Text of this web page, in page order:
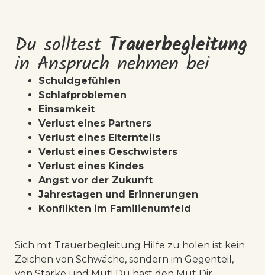
Du solltest Trauerbegleitung
in Anspruch nehmen bei
Schuldgefühlen
Schlafproblemen
Einsamkeit
Verlust eines Partners
Verlust eines Elternteils
Verlust eines Geschwisters
Verlust eines Kindes
Angst vor der Zukunft
Jahrestagen und Erinnerungen
Konflikten im Familienumfeld
Sich mit Trauerbegleitung Hilfe zu holen ist kein
Zeichen von Schwäche, sondern im Gegenteil,